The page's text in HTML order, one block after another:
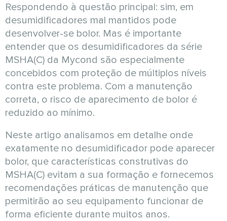
Respondendo à questão principal: sim, em
desumidificadores mal mantidos pode
desenvolver-se bolor. Mas é importante
entender que os desumidificadores da série
MSHA(C) da Mycond são especialmente
concebidos com proteção de múltiplos níveis
contra este problema. Com a manutenção
correta, o risco de aparecimento de bolor é
reduzido ao mínimo.
Neste artigo analisamos em detalhe onde
exatamente no desumidificador pode aparecer
bolor, que características construtivas do
MSHA(C) evitam a sua formação e fornecemos
recomendações práticas de manutenção que
permitirão ao seu equipamento funcionar de
forma eficiente durante muitos anos.